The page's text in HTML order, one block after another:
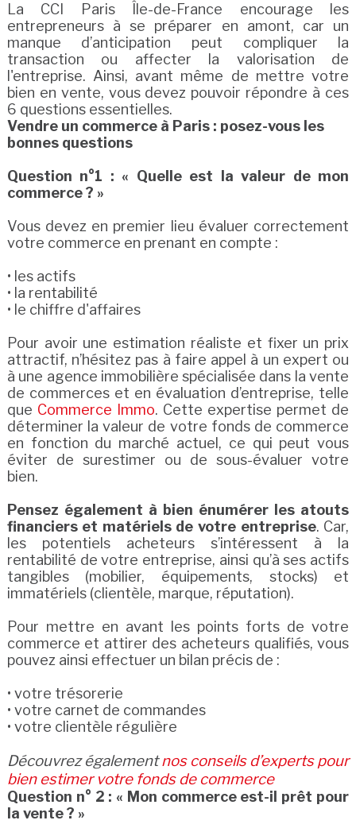
La CCI Paris Île-de-France encourage les
entrepreneurs à se préparer en amont, car un
manque d’anticipation peut compliquer la
transaction ou affecter la valorisation de
l'entreprise. Ainsi, avant même de mettre votre
bien en vente, vous devez pouvoir répondre à ces
6 questions essentielles.
Vendre un commerce à Paris : posez-vous les
bonnes questions
Question n°1 : « Quelle est la valeur de mon
commerce ? »
Vous devez en premier lieu évaluer correctement
votre commerce en prenant en compte :
• les actifs
• la rentabilité
• le chiffre d'affaires
Pour avoir une estimation réaliste et fixer un prix
attractif, n’hésitez pas à faire appel à un expert ou
à une agence immobilière spécialisée dans la vente
de commerces et en évaluation d’entreprise, telle
que Commerce Immo. Cette expertise permet de
déterminer la valeur de votre fonds de commerce
en fonction du marché actuel, ce qui peut vous
éviter de surestimer ou de sous-évaluer votre
bien.
Pensez également à bien énumérer les atouts
financiers et matériels de votre entreprise. Car,
les potentiels acheteurs s’intéressent à la
rentabilité de votre entreprise, ainsi qu’à ses actifs
tangibles (mobilier, équipements, stocks) et
immatériels (clientèle, marque, réputation).
Pour mettre en avant les points forts de votre
commerce et attirer des acheteurs qualifiés, vous
pouvez ainsi effectuer un bilan précis de :
• votre trésorerie
• votre carnet de commandes
• votre clientèle régulière
Découvrez égalementnos conseils d’experts pour
bien estimer votre fonds de commerce
Question n° 2 : « Mon commerce est-il prêt pour
la vente ? »